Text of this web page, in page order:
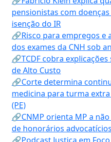
pensionistas com
isenção do IR
🔗Risco para empregos e
dos exames da CNH sob
🔗TCDF cobra
de Alto Custo
🔗Corte determina
medicina para turma
(PE)
🔗CNMP orienta MP a
de honorários advocatícios